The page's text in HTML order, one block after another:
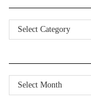
Kategorier
Arkiv